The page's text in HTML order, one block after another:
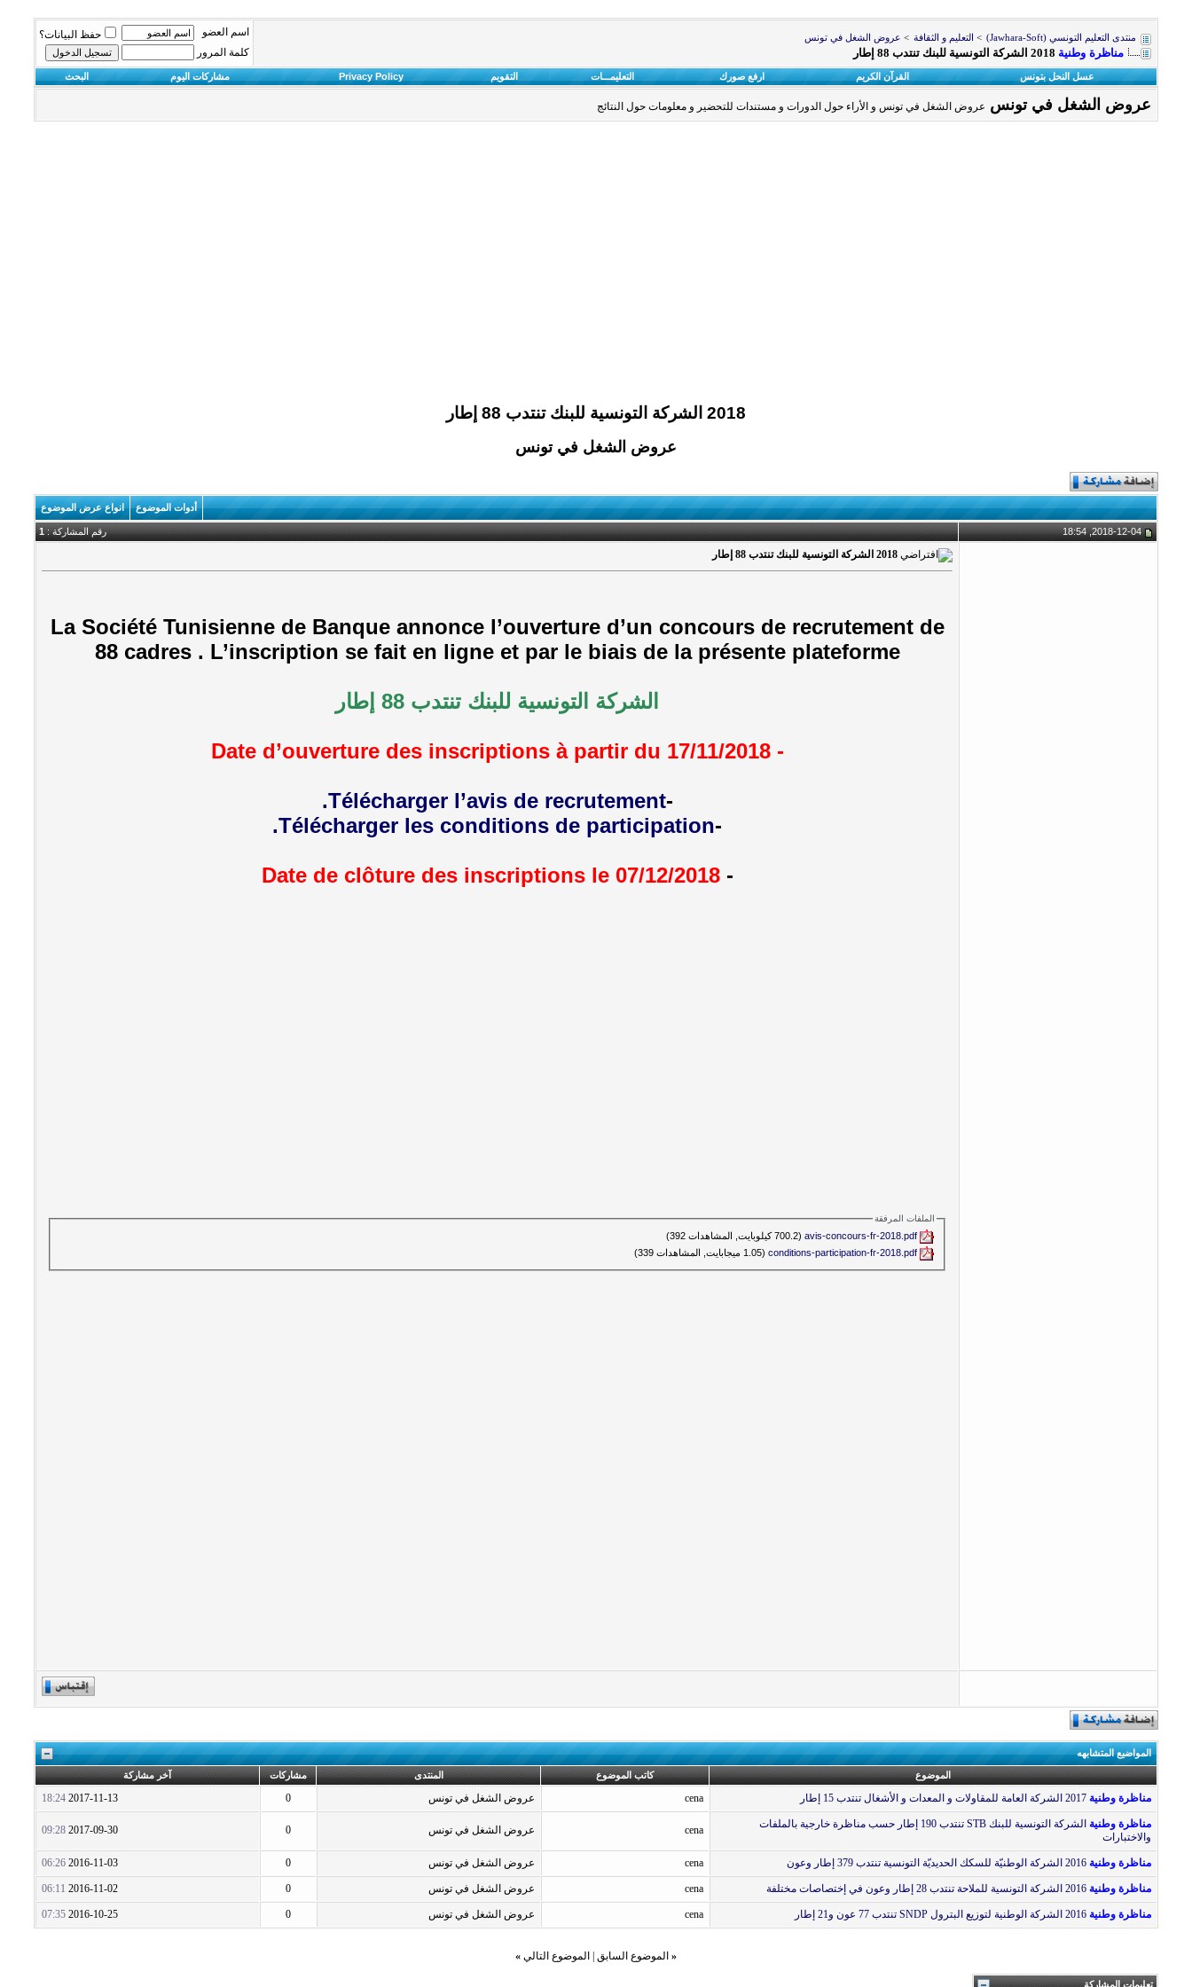
منتدى التعليم التونسي (Jawhara-Soft) > التعليم و الثقافة > عروض الشغل في تونس
مناظرة وطنية
اسم العضو
حفظ البيانات؟
كلمة المرور
عسل النحل بتونس القرآن الكريم ارفع صورك التعليمـــات التقويم Privacy Policy مشاركات اليوم البحث
عروض الشغل في تونس عروض الشغل في تونس و الأراء حول الدورات و مستندات للتحضير و معلومات حول النتائج
2018 الشركة التونسية للبنك تنتدب 88 إطار
عروض الشغل في تونس
أدوات الموضوع انواع عرض الموضوع
2018-12-04, 18:54 رقم المشاركة :1
2018 الشركة التونسية للبنك تنتدب 88 إطار
La Société Tunisienne de Banque annonce l’ouverture d’un concours de recrutement de
88 cadres . L’inscription se fait en ligne et par le biais de la présente plateforme
الشركة التونسية للبنك تنتدب 88 إطار
- Date d’ouverture des inscriptions à partir du 17/11/2018
-
Télécharger l’avis de recrutement.
-
Télécharger les conditions de participation.
-
Date de clôture des inscriptions le 07/12/2018
الملفات المرفقة
avis-concours-fr-2018.pdf‏ (700.2 كيلوبايت, المشاهدات 392)
conditions-participation-fr-2018.pdf‏ (1.05 ميجابايت, المشاهدات 339)
المواضيع المتشابهه
الموضوع كاتب الموضوع المنتدى مشاركات آخر مشاركة
مناظرة وطنية 2017 الشركة العامة للمقاولات و المعدات و الأشغال تنتدب 15 إطار cena عروض الشغل في تونس 0
2017-11-13
18:24
مناظرة وطنية
الشركة التونسية للبنك STB تنتدب 190 إطار حسب مناظرة خارجية بالملفات
والاختبارات
cena عروض الشغل في تونس 0
2017-09-30
09:28
مناظرة وطنية 2016 الشركة الوطنيّة للسكك الحديديّة التونسية تنتدب 379 إطار وعون cena عروض الشغل في تونس 0
2016-11-03
06:26
مناظرة وطنية 2016 الشركة التونسية للملاحة تنتدب 28 إطار وعون في إختصاصات مختلفة cena عروض الشغل في تونس 0
2016-11-02
06:11
مناظرة وطنية 2016 الشركة الوطنية لتوزيع البترول SNDP تنتدب 77 عون و21 إطار cena عروض الشغل في تونس 0
2016-10-25
07:35
« الموضوع السابق الموضوع التالي »
تعليمات المشاركة